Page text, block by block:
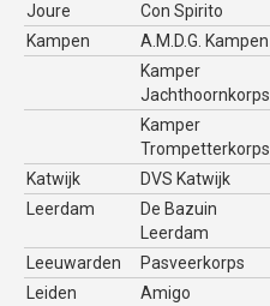
Joure Con Spirito
Kampen
A.M.D.G. Kampen
Kamper
Jachthoornkorps
Kamper
Trompetterkorps
Katwijk DVS Katwijk
Leerdam
De Bazuin
Leerdam
Leeuwarden Pasveerkorps
Leiden
Amigo